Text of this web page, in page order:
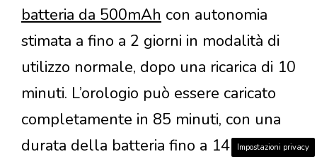
batteria da 500mAh con autonomia
stimata a fino a 2 giorni in modalità di
utilizzo normale, dopo una ricarica di 10
minuti. L’orologio può essere caricato
completamente in 85 minuti, con una
durata della batteria fino a 14 giorniImpostazioni privacy